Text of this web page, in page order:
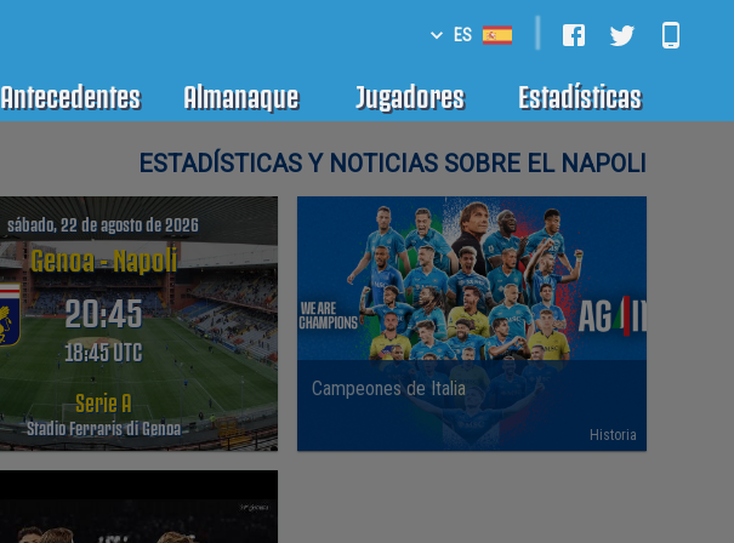
ES |
Antecedentes Almanaque Jugadores Estadísticas
ESTADÍSTICAS Y NOTICIAS SOBRE EL NAPOLI
sábado, 22 de agosto de 2026
Genoa - Napoli
20:45
18:45 UTC
Serie A
Stadio Ferraris di Genoa
Campeones de Italia
Historia